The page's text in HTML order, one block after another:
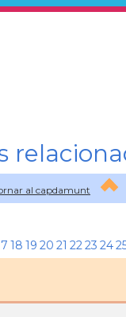
al capdamunt
18 19 20 21 2223 24